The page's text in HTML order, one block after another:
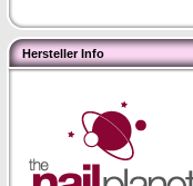
Hersteller Info